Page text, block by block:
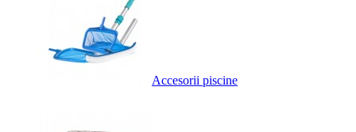
Accesorii piscine